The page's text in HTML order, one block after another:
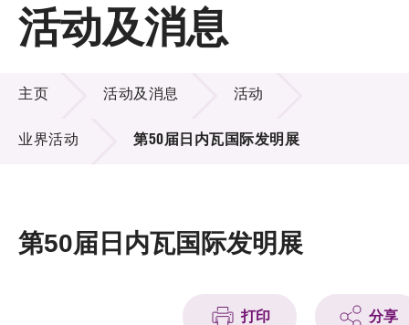
主页
关于LSCM
技术商品化
项目及资助计划
活动及消息
活动及消息
活动及消息
主页 活动及消息 活动
业界活动 第50届日内瓦国际发明展
第50届日内瓦国际发明展
打印 分享